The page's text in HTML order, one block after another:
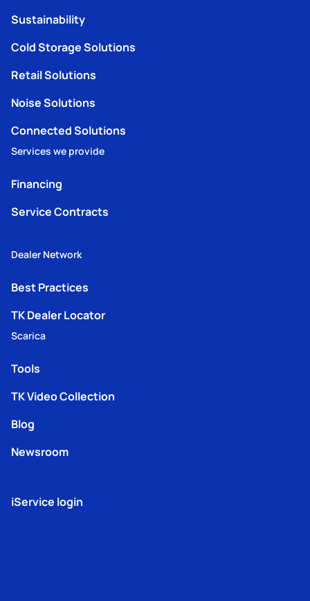
Sustainability
Cold Storage Solutions
Retail Solutions
Noise Solutions
Connected Solutions
Services we provide
Financing
Service Contracts
Dealer Network
Best Practices
TK Dealer Locator
Scarica
Tools
TK Video Collection
Blog
Newsroom
iService login